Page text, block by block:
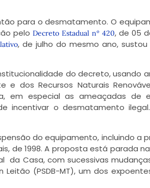
para o desmatamento. O
pelo Decreto Estadual nº 420, de 05
, de julho do mesmo ano,
do decreto, usando
dos Recursos Naturais
em especial as ameaçadas de
incentivar o desmatamento
do equipamento, incluindo a
de 1998. A proposta está parada
da Casa, com sucessivas
(PSDB-MT), um dos